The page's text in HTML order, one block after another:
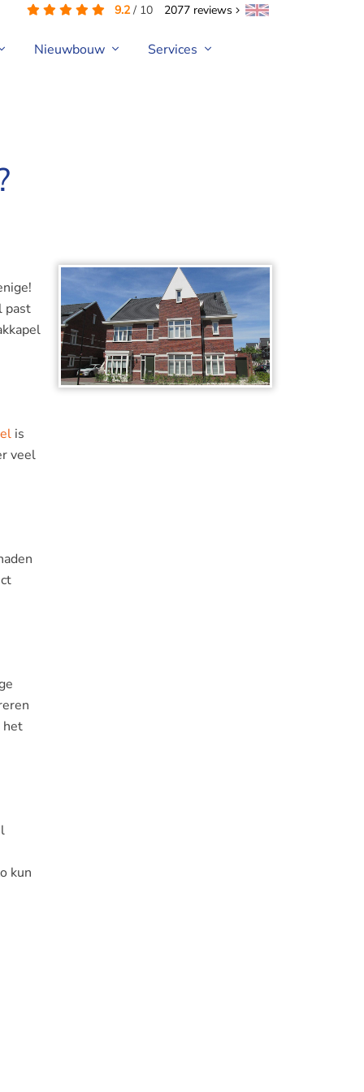
9.2/ 10 2077 reviews
Nieuwbouw Services
past
is
veel
het
kun